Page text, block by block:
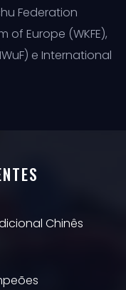
Federation
of Europe (WKFE),
e International
Chinês